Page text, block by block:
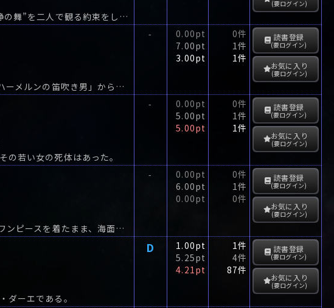
旧友笹野静代と会った二階堂日美子は、鎌倉まつりのハイライト、“静の舞”を二人で観る約束をした。
(要ログイン)
700年を経て、笛の音が響くとき次々と子供たちの姿が消えた…。「ハーメルンの笛吹き男」から、謎の予告状が。
-
0.00pt
7.00pt
3.00pt
0件
1件
1件
読書登録
(要ログイン)
お気に入り
(要ログイン)
若い女の死体はあった。
-
0.00pt
5.00pt
5.00pt
0件
1件
1件
読書登録
(要ログイン)
お気に入り
(要ログイン)
西長門の海岸で若い女の溺死体が発見された。年齢は22、3歳、赤いワンピースを着たまま、海面に浮いていた。
-
0.00pt
6.00pt
0.00pt
0件
1件
0件
読書登録
(要ログイン)
お気に入り
(要ログイン)
ダーエである。
D
1.00pt
5.25pt
4.21pt
1件
4件
87件
読書登録
(要ログイン)
お気に入り
(要ログイン)